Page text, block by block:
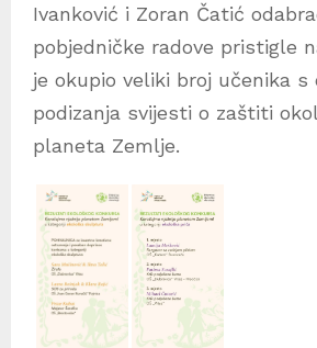
Ivanković i Zoran Čatić
pobjedničke radove pristigle
je okupio veliki broj učenika s
podizanja svijesti o zaštiti
planeta Zemlje.